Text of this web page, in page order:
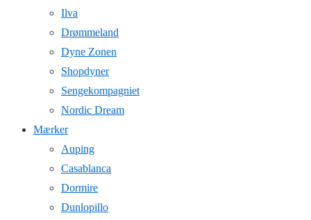
Ilva
Drømmeland
Dyne Zonen
Shopdyner
Sengekompagniet
Nordic Dream
Mærker
Auping
Casablanca
Dormire
Dunlopillo